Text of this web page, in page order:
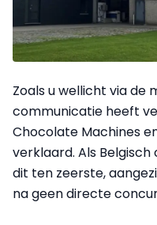
Zoals u wellicht via de
communicatie heeft
Chocolate Machines
verklaard. Als
dit ten zeerste,
na geen directe